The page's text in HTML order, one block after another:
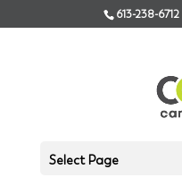
613-238-6712
Select Page